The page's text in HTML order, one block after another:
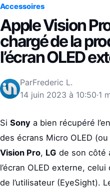
Accessoires
Apple Vision
chargé de la
l’écran OLED
ParFrederic L.
14 juin 2023 à 10:50·1
Si Sony a bien récupéré
des écrans Micro OLED (ou
Vision Pro, LG de son côté
l’écran OLED externe,
de l’utilisateur (EyeSight).